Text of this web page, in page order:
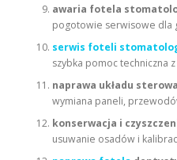
awaria fotela
pogotowie serwisowe dla
serwis foteli
szybka pomoc techniczna
naprawa układu
wymiana paneli,
konserwacja i
usuwanie osadów i